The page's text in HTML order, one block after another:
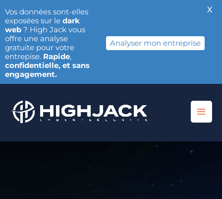
contenu
Vos données sont-elles
exposées sur le dark
web ? High Jack vous
offre une analyse
gratuite pour votre
entrepise. Rapide,
confidentielle, et sans
engagement.
Analyser mon entreprise
X